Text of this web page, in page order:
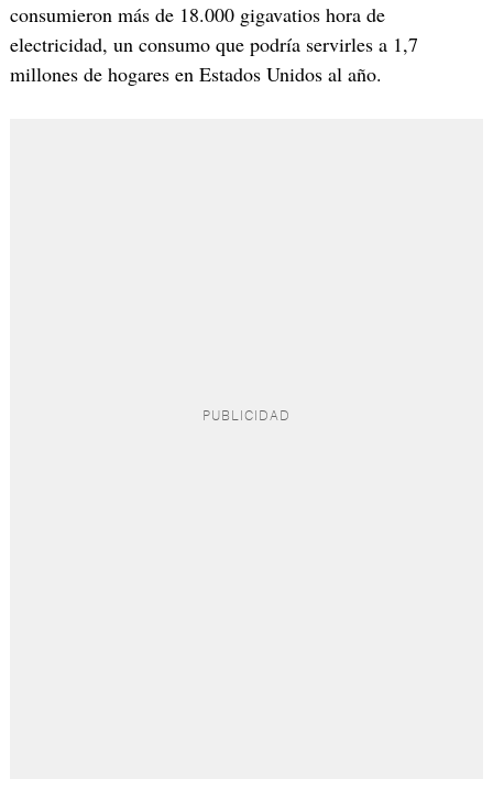
consumieron más de 18.000 gigavatios hora de
electricidad, un consumo que podría servirles a 1,7
millones de hogares en Estados Unidos al año.